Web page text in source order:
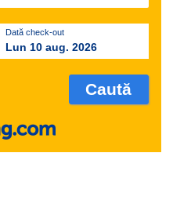
Dată check-out
Lun 10 aug. 2026